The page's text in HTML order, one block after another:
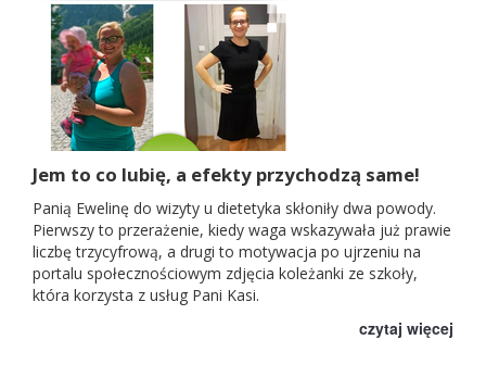
Jem to co lubię, a efekty przychodzą same!
Panią Ewelinę do wizyty u dietetyka skłoniły dwa powody.
Pierwszy to przerażenie, kiedy waga wskazywała już prawie
liczbę trzycyfrową, a drugi to motywacja po ujrzeniu na
portalu społecznościowym zdjęcia koleżanki ze szkoły,
która korzysta z usług Pani Kasi.
czytaj więcej